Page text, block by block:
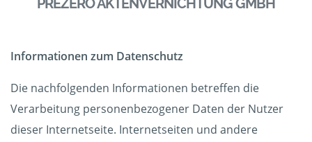
PREZERO AKTENVERNICHTUNG GMBH
Informationen zum Datenschutz
Die nachfolgenden Informationen betreffen die
Verarbeitung personenbezogener Daten der Nutzer
dieser Internetseite. Internetseiten und andere